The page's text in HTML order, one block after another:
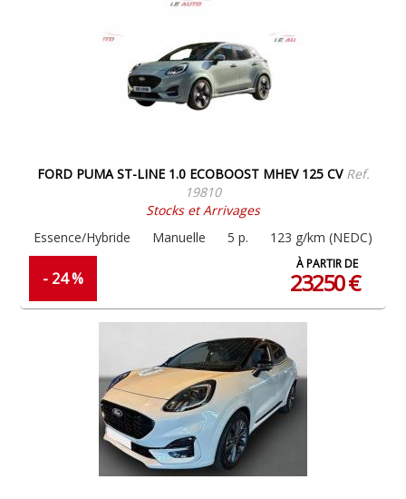
FORD PUMA ST-LINE 1.0 ECOBOOST MHEV 125 CV Ref.
19810
Stocks et Arrivages
Essence/Hybride
Manuelle 5 p. 123 g/km (NEDC)
- 24 %
À PARTIR DE
23250 €